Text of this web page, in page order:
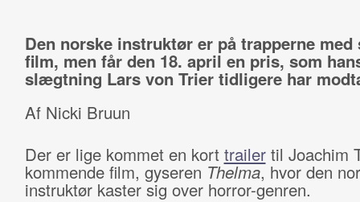
Den norske instruktør er på trapperne
film, men får den 18. april en pris, som
slægtning Lars von Trier tidligere har
Af Nicki Bruun
Der er lige kommet en kort trailertil Joachim
kommende film, gyseren Thelma, hvor den
instruktør kaster sig over horror-genren.